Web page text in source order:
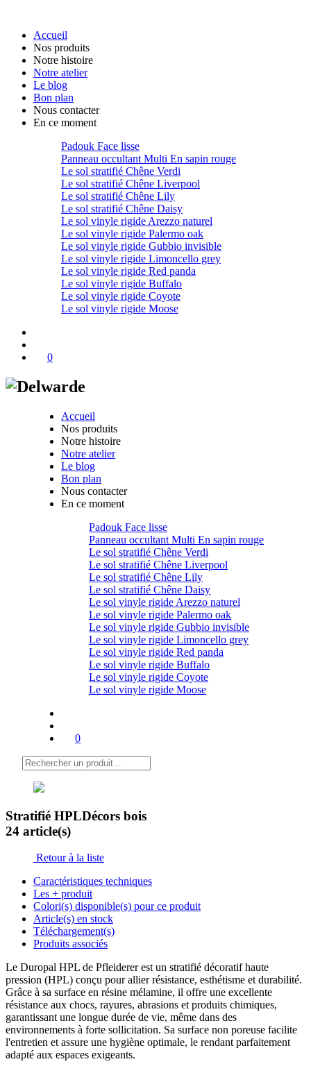
Accueil
Nos produits
Notre histoire
Notre atelier
Le blog
Bon plan
Nous contacter
En ce moment
Padouk Face lisse
Panneau occultant Multi En sapin rouge
Le sol stratifié Chêne Verdi
Le sol stratifié Chêne Liverpool
Le sol stratifié Chêne Lily
Le sol stratifié Chêne Daisy
Le sol vinyle rigide Arezzo naturel
Le sol vinyle rigide Palermo oak
Le sol vinyle rigide Gubbio invisible
Le sol vinyle rigide Limoncello grey
Le sol vinyle rigide Red panda
Le sol vinyle rigide Buffalo
Le sol vinyle rigide Coyote
Le sol vinyle rigide Moose
0
Accueil
Nos produits
Notre histoire
Notre atelier
Le blog
Bon plan
Nous contacter
En ce moment
Padouk Face lisse
Panneau occultant Multi En sapin rouge
Le sol stratifié Chêne Verdi
Le sol stratifié Chêne Liverpool
Le sol stratifié Chêne Lily
Le sol stratifié Chêne Daisy
Le sol vinyle rigide Arezzo naturel
Le sol vinyle rigide Palermo oak
Le sol vinyle rigide Gubbio invisible
Le sol vinyle rigide Limoncello grey
Le sol vinyle rigide Red panda
Le sol vinyle rigide Buffalo
Le sol vinyle rigide Coyote
Le sol vinyle rigide Moose
0
Stratifié HPLDécors bois
24 article(s)
Retour à la liste
Caractéristiques techniques
Les + produit
Colori(s) disponible(s) pour ce produit
Article(s) en stock
Téléchargement(s)
Produits associés
Le Duropal HPL de Pfleiderer est un stratifié décoratif haute
pression (HPL) conçu pour allier résistance, esthétisme et durabilité.
Grâce à sa surface en résine mélamine, il offre une excellente
résistance aux chocs, rayures, abrasions et produits chimiques,
garantissant une longue durée de vie, même dans des
environnements à forte sollicitation. Sa surface non poreuse facilite
l'entretien et assure une hygiène optimale, le rendant parfaitement
adapté aux espaces exigeants.